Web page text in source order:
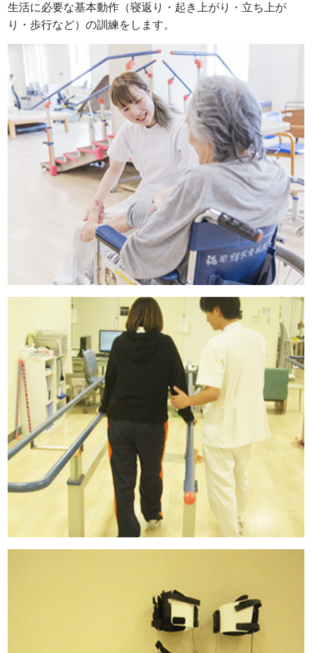
生活に必要な基本動作（寝返り・起き上がり・立ち上が
り・歩行など）の訓練をします。